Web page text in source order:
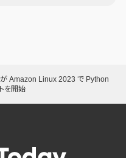
Amazon Linux 2023 で Python
を開始